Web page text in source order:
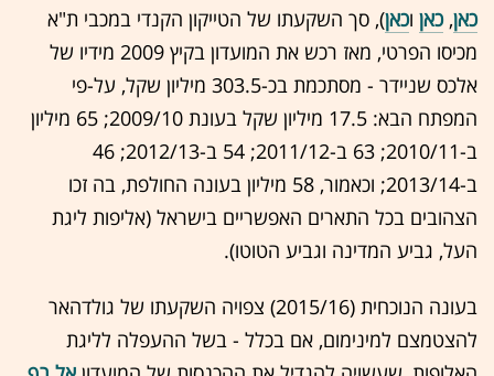
כאן,כאן וכאן), סך השקעתו של הטייקון הקנדי במכבי ת"א
מכיסו הפרטי, מאז רכש את המועדון בקיץ 2009 מידיו של
אלכס שניידר - מסתכמת בכ-303.5 מיליון שקל, על-פי
המפתח הבא: 17.5 מיליון שקל בעונת 2009/10; 65 מיליון
ב-2010/11; 63 ב-2011/12; 54 ב-2012/13; 46
ב-2013/14; וכאמור, 58 מיליון בעונה החולפת, בה זכו
הצהובים בכל התארים האפשריים בישראל (אליפות ליגת
העל, גביע המדינה וגביע הטוטו).
בעונה הנוכחית (2015/16) צפויה השקעתו של גולדהאר
להצטמצם למינימום, אם בכלל - בשל ההעפלה לליגת